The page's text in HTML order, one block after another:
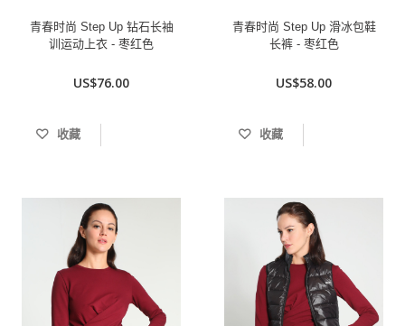
青春时尚 Step Up 钻石长袖
训运动上衣 - 枣红色
US$76.00
收藏
青春时尚 Step Up 滑冰包鞋
长裤 - 枣红色
US$58.00
收藏